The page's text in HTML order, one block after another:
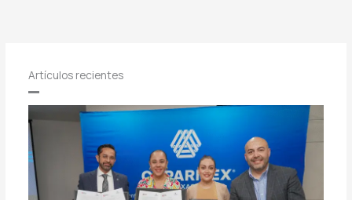
Artículos recientes